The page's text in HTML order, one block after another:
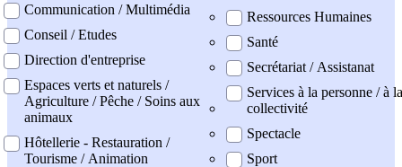
Communication / Multimédia
Conseil / Etudes
Direction d'entreprise
Espaces verts et naturels /
Agriculture / Pêche / Soins aux
animaux
Hôtellerie - Restauration /
Tourisme / Animation
Ressources Humaines
Santé
Secrétariat / Assistanat
Services à la personne / à la
collectivité
Spectacle
Sport